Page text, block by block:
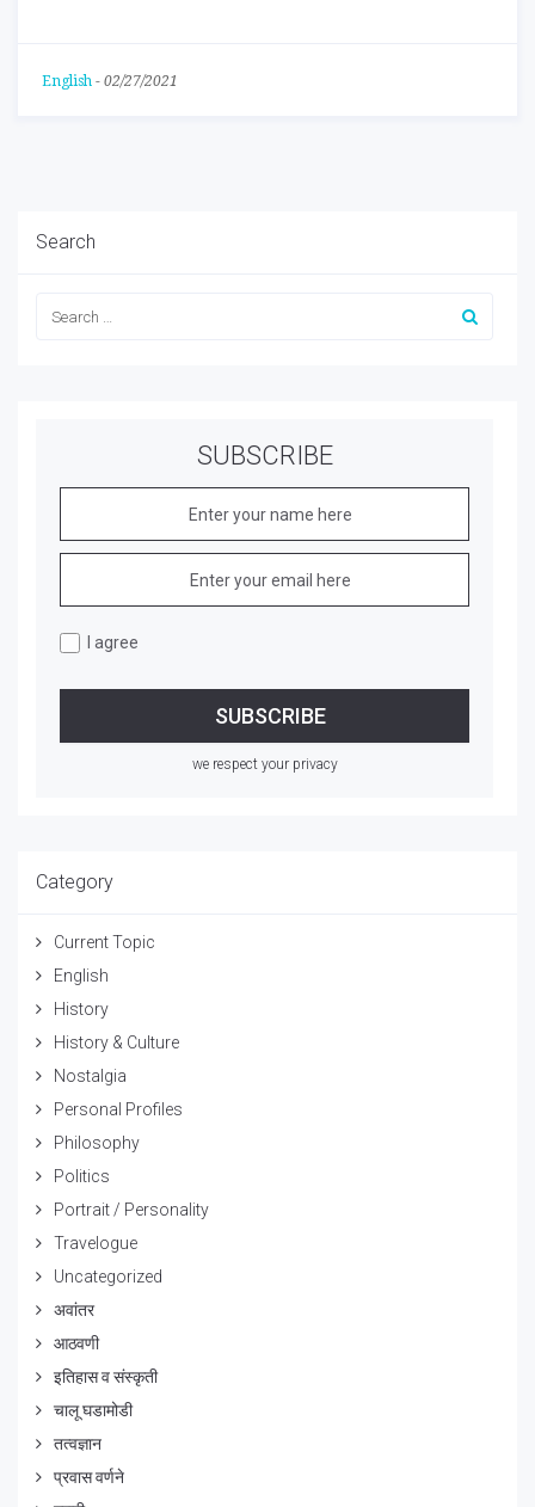
English - 02/27/2021
Search
SUBSCRIBE
I agree
we respect your privacy
Category
Current Topic
English
History
History & Culture
Nostalgia
Personal Profiles
Philosophy
Politics
Portrait / Personality
Travelogue
Uncategorized
अवांतर
आठवणी
इतिहास व संस्कृती
चालू घडामोडी
तत्वज्ञान
प्रवास वर्णने